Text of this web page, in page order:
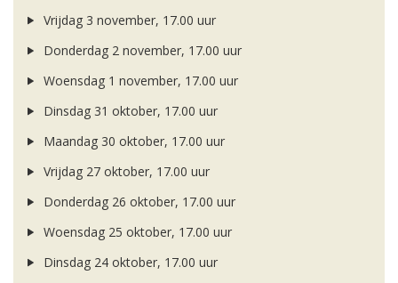
Vrijdag 3 november, 17.00 uur
Donderdag 2 november, 17.00 uur
Woensdag 1 november, 17.00 uur
Dinsdag 31 oktober, 17.00 uur
Maandag 30 oktober, 17.00 uur
Vrijdag 27 oktober, 17.00 uur
Donderdag 26 oktober, 17.00 uur
Woensdag 25 oktober, 17.00 uur
Dinsdag 24 oktober, 17.00 uur